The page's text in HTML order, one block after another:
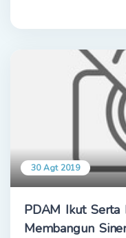
30 Agt 2019
PDAM Ikut Serta
Membangun